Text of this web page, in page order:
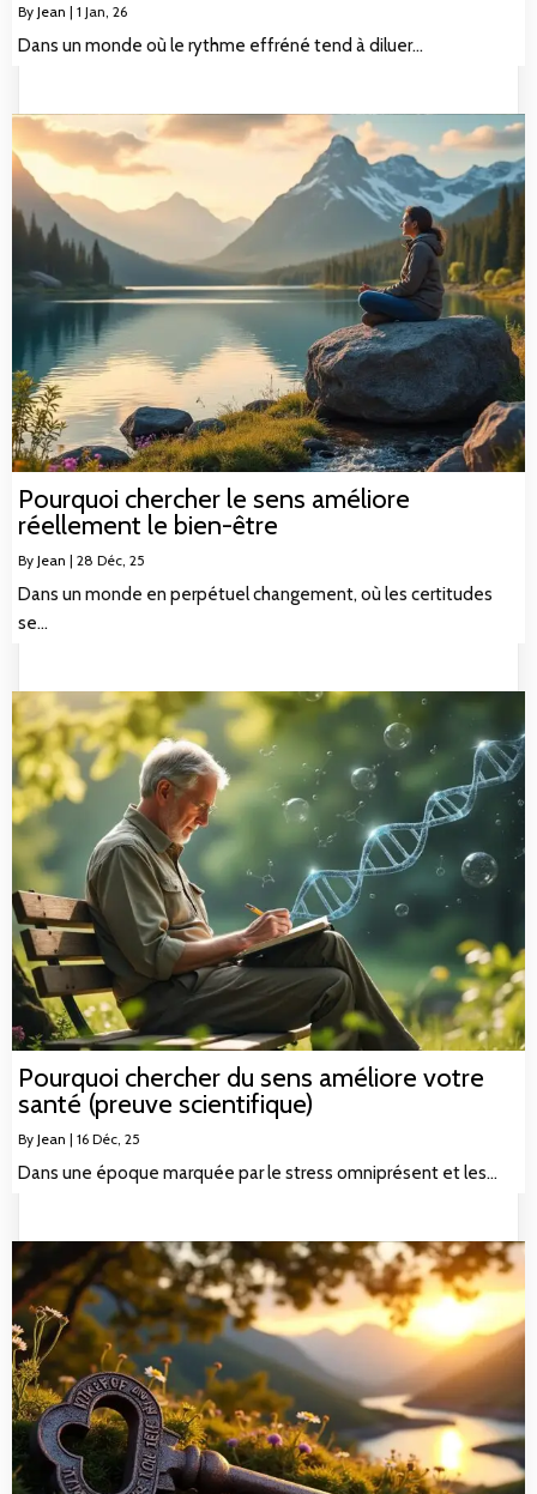
By Jean | 1 Jan, 26
Dans un monde où le rythme effréné tend à diluer…
Pourquoi chercher le sens améliore
réellement le bien-être
By Jean | 28 Déc, 25
Dans un monde en perpétuel changement, où les certitudes
se…
Pourquoi chercher du sens améliore votre
santé (preuve scientifique)
By Jean | 16 Déc, 25
Dans une époque marquée par le stress omniprésent et les…